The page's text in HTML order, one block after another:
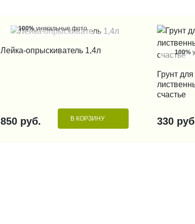
100%уникальные фото
Лейка-опрыскиватель 1,4л
850 руб. В КОРЗИНУ
100%
Грунт
счастье
330